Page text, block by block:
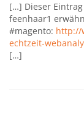
[…] Dieser
feenhaar1
#magento: http://
echtzeit-
[…]